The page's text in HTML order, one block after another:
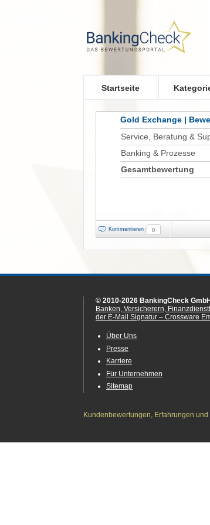
Startseite
Gold Exchange |
Service, Beratung &
Banking & Prozesse
Gesamtbewertung
Kommentieren 0
© 2010-2026 BankingCheck
Banken, Versicherern,
der E-Mail Signatur – Crossware
Über Uns
Presse
Karriere
Für Unternehmen
Sitemap
Kundenbewertungen, Erfahrungen